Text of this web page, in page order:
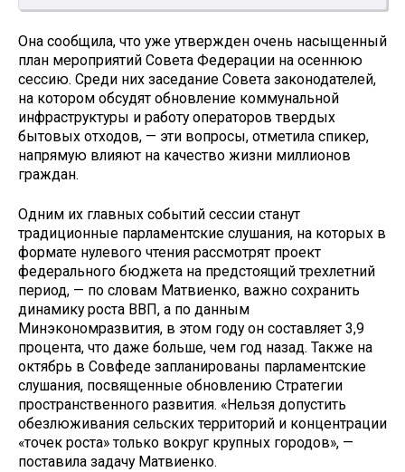
Она сообщила, что уже утвержден очень насыщенный
план мероприятий Совета Федерации на осеннюю
сессию. Среди них заседание Совета законодателей,
на котором обсудят обновление коммунальной
инфраструктуры и работу операторов твердых
бытовых отходов, — эти вопросы, отметила спикер,
напрямую влияют на качество жизни миллионов
граждан.
Одним их главных событий сессии станут
традиционные парламентские слушания, на которых в
формате нулевого чтения рассмотрят проект
федерального бюджета на предстоящий трехлетний
период, — по словам Матвиенко, важно сохранить
динамику роста ВВП, а по данным
Минэкономразвития, в этом году он составляет 3,9
процента, что даже больше, чем год назад. Также на
октябрь в Совфеде запланированы парламентские
слушания, посвященные обновлению Стратегии
пространственного развития. «Нельзя допустить
обезлюживания сельских территорий и концентрации
«точек роста» только вокруг крупных городов», —
поставила задачу Матвиенко.